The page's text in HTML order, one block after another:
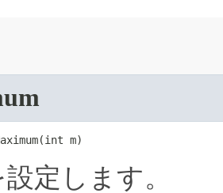
m)
定します。